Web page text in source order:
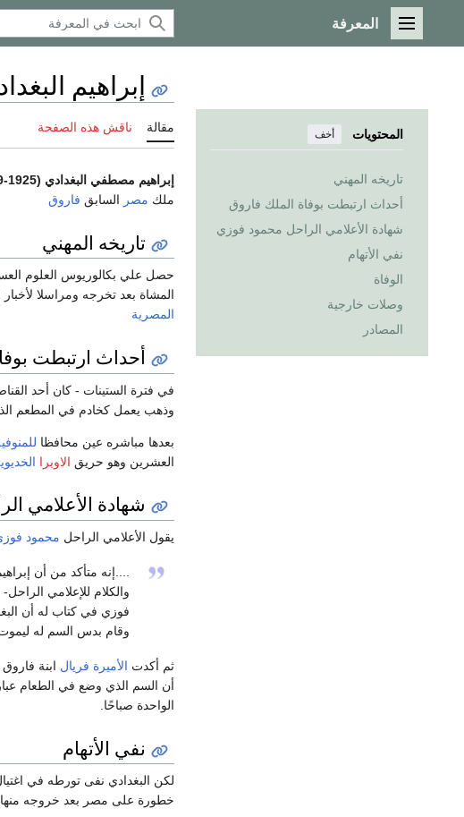
القائمة الرئيسية
المعرفة
المحتويات أخف
تاريخه المهني
أحداث ارتبطت بوفاة الملك فاروق
شهادة الأعلامي الراحل محمود فوزي
نفي الأتهام
الوفاة
وصلات خارجية
المصادر
إبراهيم
مقالة ناقش هذه الصفحة
إبراهيم مصطفي البغدادي (1925-2009)
ملك مصر السابق فاروق
تاريخه المهني
حصل علي بكالوريوس العلوم
المشاة بعد تخرجه ومراسلا
المصرية
أحداث ارتبطت
في فترة الستينات - كان أحد
وذهب يعمل كخادم في المطعم
بعدها مباشره عين محافظا
العشرين وهو حريق الاوبرا
شهادة الأعلامي
يقول الأعلامي الراحل محمود
....إنه متأكد من أن
والكلام للإعلامي
فوزي في كتاب له أن
وقام بدس السم له ليموت
ثم أكدت الأميرة فريال ابنة
أن السم الذي وضع في الطعام
الواحدة صباحًا.
نفي الأتهام
لكن البغدادي نفى تورطه في
خطورة على مصر بعد خروجه منها